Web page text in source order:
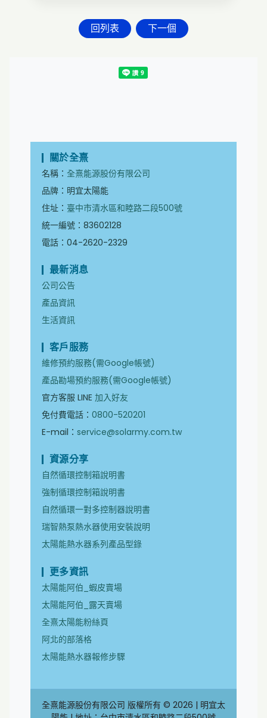
回列表 下一個
關於全熹
名稱：全熹能源股份有限公司
品牌：明宜太陽能
住址： 臺中市清水區和睦路二段500號
統一編號：83602128
電話：04-2620-2329
最新消息
公司公告
產品資訊
生活資訊
客戶服務
維修預約服務(需Google帳號)
產品勘場預約服務(需Google帳號)
官方客服 LINE加入好友
免付費電話：0800-520201
E-mail：service@solarmy.com.tw
資源分享
自然循環控制箱說明書
強制循環控制箱說明書
自然循環一對多控制器說明書
瑞智熱泵熱水器使用安裝說明
太陽能熱水器系列產品型錄
更多資訊
太陽能阿伯_蝦皮賣場
太陽能阿伯_露天賣場
全熹太陽能粉絲頁
阿北的部落格
太陽能熱水器報修步驟
全熹能源股份有限公司 版權所有 © 2026 | 明宜太